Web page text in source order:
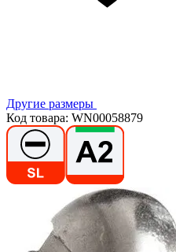
Другие размеры
Код товара: WN00058879